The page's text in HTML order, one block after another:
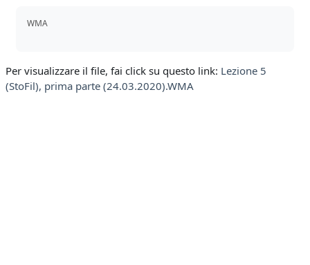
WMA
Per visualizzare il file, fai click su questo link: Lezione 5
(StoFil), prima parte (24.03.2020).WMA